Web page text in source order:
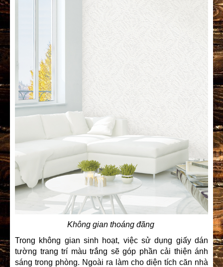
Không gian thoáng đãng
Trong không gian sinh hoạt, việc sử dụng giấy dán
tường trang trí màu trắng sẽ góp phần cải thiện ánh
sáng trong phòng. Ngoài ra làm cho diện tích căn nhà